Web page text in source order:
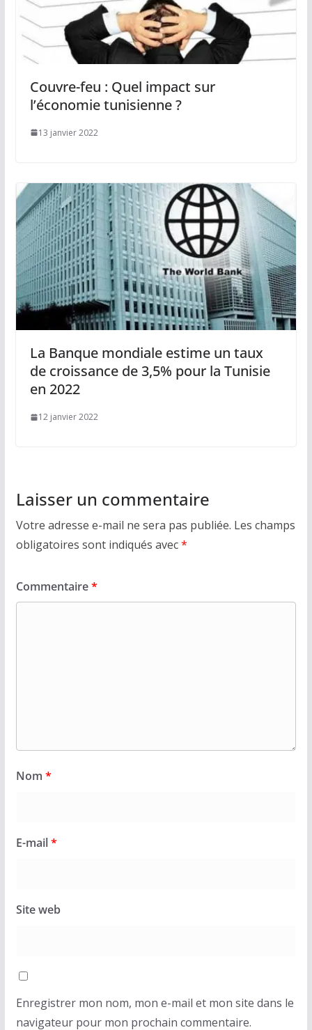
Couvre-feu : Quel impact sur
l’économie tunisienne ?
13 janvier 2022
La Banque mondiale estime un taux
de croissance de 3,5% pour la Tunisie
en 2022
12 janvier 2022
Laisser un commentaire
Votre adresse e-mail ne sera pas publiée. Les champs
obligatoires sont indiqués avec*
Commentaire*
Nom *
E-mail*
Site web
Enregistrer mon nom, mon e-mail et mon site dans le
navigateur pour mon prochain commentaire.